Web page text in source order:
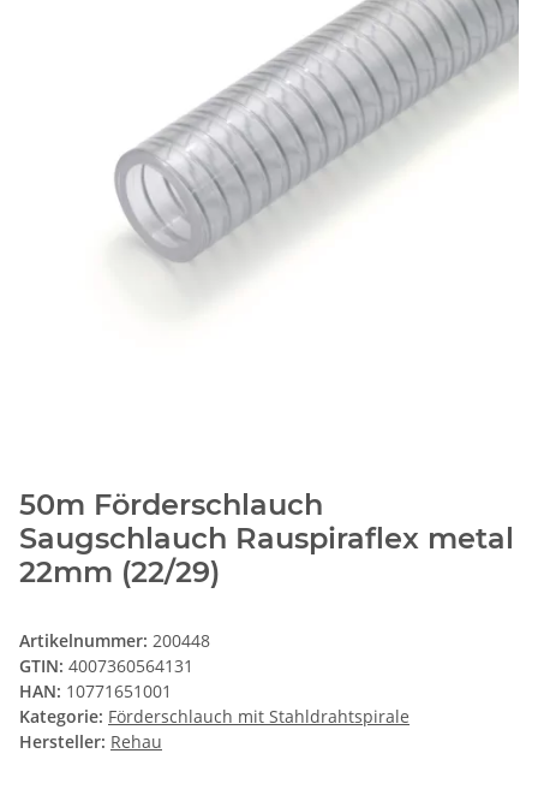
50m Förderschlauch
Saugschlauch Rauspiraflex metal
22mm (22/29)
Artikelnummer: 200448
GTIN: 4007360564131
HAN: 10771651001
Kategorie: Förderschlauch mit Stahldrahtspirale
Hersteller: Rehau